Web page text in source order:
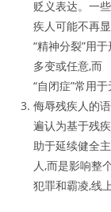
贬义表达。一
疾人可能不再
“精神分裂”用
多变或任意,而
“自闭症”常用
侮辱残疾人的
遍认为基于残
助于延续健全
人,而是影响整
犯罪和霸凌,线